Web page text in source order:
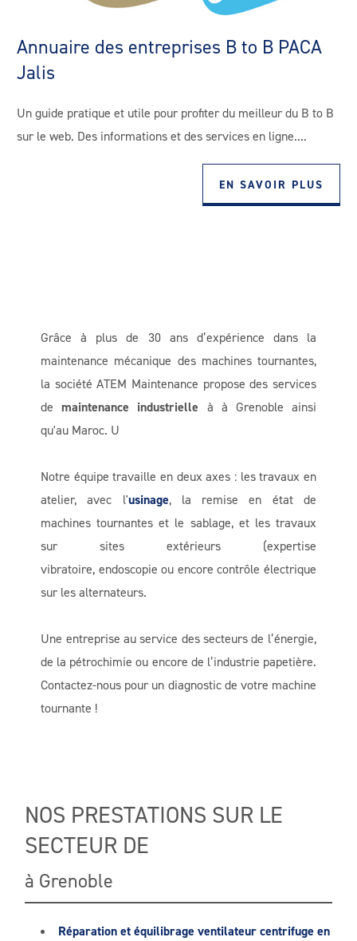
Annuaire des entreprises B to B PACA
Jalis
Un guide pratique et utile pour profiter du meilleur du B to B
sur le web. Des informations et des services en ligne....
EN SAVOIR PLUS
Grâce à plus de 30 ans d’expérience dans la
maintenance mécanique des machines tournantes,
la société ATEM Maintenance propose des services
demaintenance industrielle à à Grenoble ainsi
qu'au Maroc. U
Notre équipe travaille en deux axes : les travaux en
atelier, avec l'usinage, la remise en état de
machines tournantes et le sablage, et les travaux
sur sites extérieurs (expertise
vibratoire, endoscopie ou encore contrôle électrique
sur les alternateurs.
Une entreprise au service des secteurs de l’énergie,
de la pétrochimie ou encore de l’industrie papetière.
Contactez-nous pour un diagnostic de votre machine
tournante !
NOS PRESTATIONS SUR LE
SECTEUR DE
à Grenoble
Réparation et équilibrage ventilateur centrifuge en